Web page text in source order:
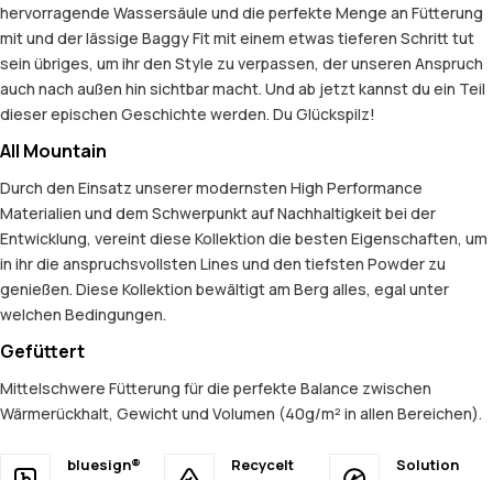
hervorragende Wassersäule und die perfekte Menge an Fütterung
mit und der lässige Baggy Fit mit einem etwas tieferen Schritt tut
sein übriges, um ihr den Style zu verpassen, der unseren Anspruch
auch nach außen hin sichtbar macht. Und ab jetzt kannst du ein Teil
dieser epischen Geschichte werden. Du Glückspilz!
All Mountain
Durch den Einsatz unserer modernsten High Performance
Materialien und dem Schwerpunkt auf Nachhaltigkeit bei der
Entwicklung, vereint diese Kollektion die besten Eigenschaften, um
in ihr die anspruchsvollsten Lines und den tiefsten Powder zu
genießen. Diese Kollektion bewältigt am Berg alles, egal unter
welchen Bedingungen.
Gefüttert
Mittelschwere Fütterung für die perfekte Balance zwischen
Wärmerückhalt, Gewicht und Volumen (40g/m² in allen Bereichen).
bluesign®
Recycelt
Solution